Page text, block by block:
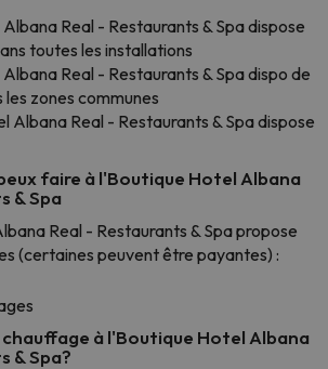
Real - Restaurants & Spa dispose
toutes les installations
Real - Restaurants & Spa dispo de
zones communes
Albana Real - Restaurants & Spa dispose
faire à l'Boutique Hotel Albana
& Spa
Real - Restaurants & Spa propose
(certaines peuvent être payantes) :
chauffage à l'Boutique Hotel Albana
& Spa?